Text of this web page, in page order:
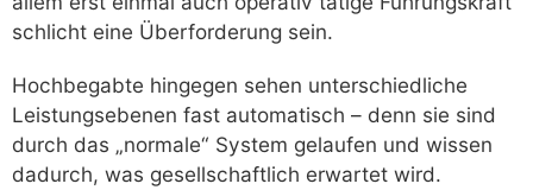
schlicht eine Überforderung sein.
Hochbegabte hingegen sehen unterschiedliche
Leistungsebenen fast automatisch – denn sie sind
durch das „normale“ System gelaufen und wissen
dadurch, was gesellschaftlich erwartet wird.